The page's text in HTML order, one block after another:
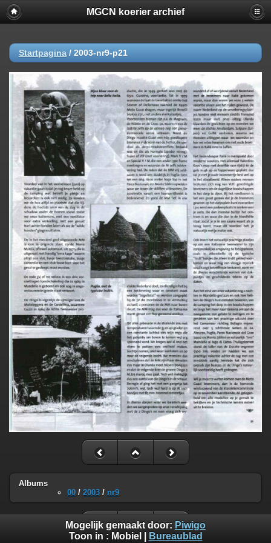
MGCN koerier archief
Startpagina / 2003-nr9-p21
Albums
00 / 2003 / nr9
Mogelijk gemaakt door: Piwigo
Toon in : Mobiel Bureaublad